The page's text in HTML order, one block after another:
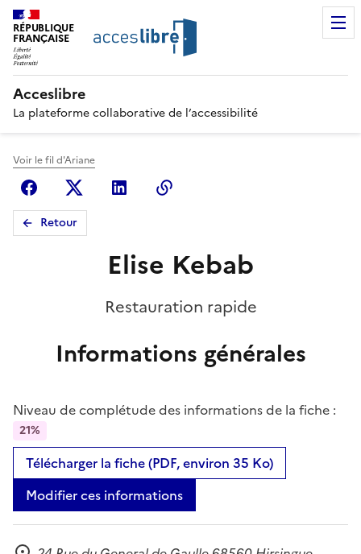
RÉPUBLIQUE
FRANÇAISE
Acceslibre
La plateforme collaborative de l’accessibilité
Voir le fil d'Ariane
FacebookX (anciennement Twitter)
Linkedin
Retour
Elise Kebab
Restauration rapide
Informations générales
Niveau de complétude des informations de la fiche :
21%
Télécharger la fiche (PDF, environ 35 Ko)
Modifier ces informations